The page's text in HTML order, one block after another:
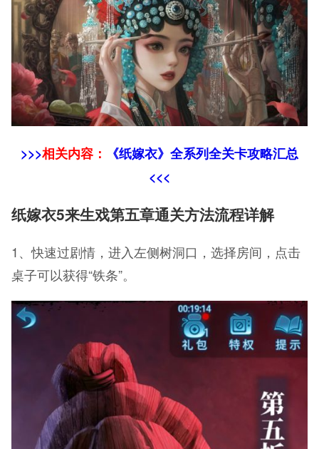
>>>相关内容：
《纸嫁衣》全系列全关卡攻略汇总
<<<
纸嫁衣5来生戏第五章通关方法流程详解
1、快速过剧情，进入左侧树洞口，选择房间，点击
桌子可以获得“铁条”。